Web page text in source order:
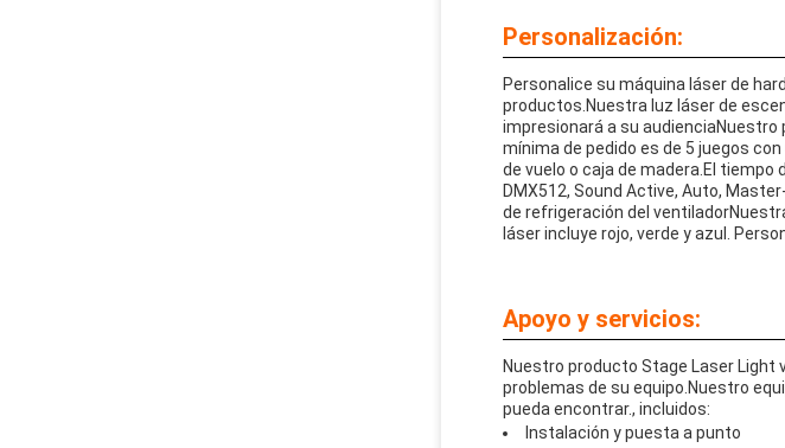
Personalización:
Personalice su máquina láser de
productos.Nuestra luz láser de
impresionará a su audienciaNuestro
mínima de pedido es de 5 juegos
de vuelo o caja de madera.El
DMX512, Sound Active, Auto,
de refrigeración del
láser incluye rojo, verde y azul.
Apoyo y servicios:
Nuestro producto Stage Laser
problemas de su equipo.Nuestro
pueda encontrar., incluidos:
Instalación y puesta a punto